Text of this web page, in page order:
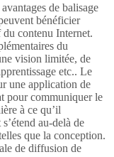
de balisage
bénéficier
du contenu Internet.
du
vision limitée, de
etc.. Le
une application de
pour communiquer le
à ce qu’il
au-delà de
que la conception.
de diffusion de